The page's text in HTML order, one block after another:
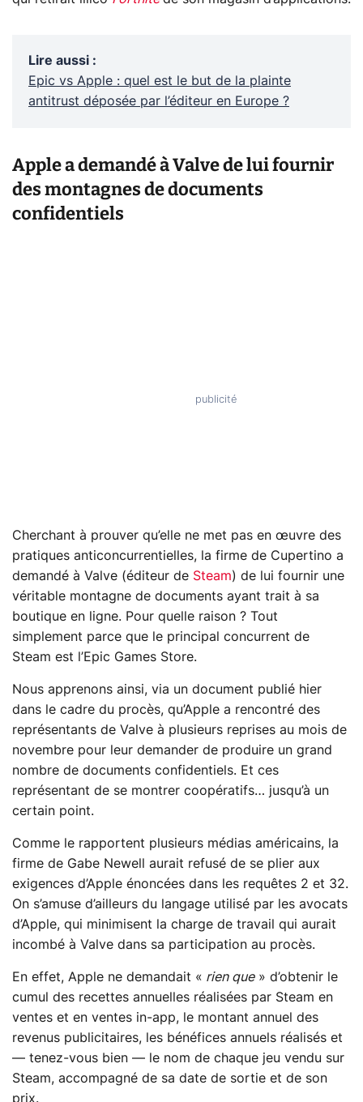
Lire aussi :
Epic vs Apple : quel est le but de la plainte
antitrust déposée par l’éditeur en Europe ?
Apple a demandé à Valve de lui fournir
des montagnes de documents
confidentiels
Cherchant à prouver qu’elle ne met pas en œuvre des
pratiques anticoncurrentielles, la firme de Cupertino a
demandé à Valve (éditeur de Steam) de lui fournir une
véritable montagne de documents ayant trait à sa
boutique en ligne. Pour quelle raison ? Tout
simplement parce que le principal concurrent de
Steam est l’Epic Games Store.
Nous apprenons ainsi, via un document publié hier
dans le cadre du procès, qu’Apple a rencontré des
représentants de Valve à plusieurs reprises au mois de
novembre pour leur demander de produire un grand
nombre de documents confidentiels. Et ces
représentant de se montrer coopératifs… jusqu’à un
certain point.
Comme le rapportent plusieurs médias américains, la
firme de Gabe Newell aurait refusé de se plier aux
exigences d’Apple énoncées dans les requêtes 2 et 32.
On s’amuse d’ailleurs du langage utilisé par les avocats
d’Apple, qui minimisent la charge de travail qui aurait
incombé à Valve dans sa participation au procès.
En effet, Apple ne demandait « rien que» d’obtenir le
cumul des recettes annuelles réalisées par Steam en
ventes et en ventes in-app, le montant annuel des
revenus publicitaires, les bénéfices annuels réalisés et
— tenez-vous bien — le nom de chaque jeu vendu sur
Steam, accompagné de sa date de sortie et de son
prix.